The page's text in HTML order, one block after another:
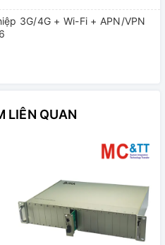
3G/4G + Wi-Fi + APN/VPN
LIÊN QUAN